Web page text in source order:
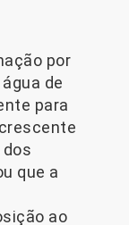
por
de
para
que a
ao